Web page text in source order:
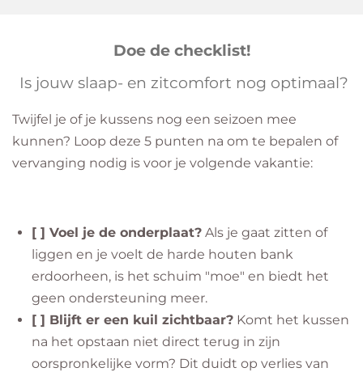
Doe de checklist!
Is jouw slaap- en zitcomfort nog optimaal?
​Twijfel je of je kussens nog een seizoen mee
kunnen? Loop deze 5 punten na om te bepalen of
vervanging nodig is voor je volgende vakantie:
[ ] Voel je de onderplaat? Als je gaat zitten of
liggen en je voelt de harde houten bank
erdoorheen, is het schuim "moe" en biedt het
geen ondersteuning meer.
[ ] Blijft er een kuil zichtbaar? Komt het kussen
na het opstaan niet direct terug in zijn
oorspronkelijke vorm? Dit duidt op verlies van